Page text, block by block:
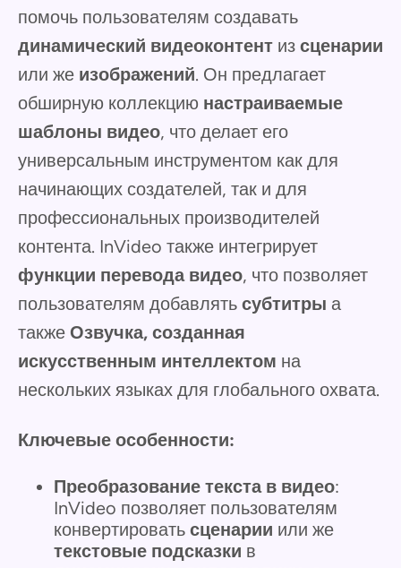
помочь пользователям создавать
динамический видеоконтент из сценарии
или же изображений. Он предлагает
обширную коллекцию настраиваемые
шаблоны видео, что делает его
универсальным инструментом как для
начинающих создателей, так и для
профессиональных производителей
контента. InVideo также интегрирует
функции перевода видео, что позволяет
пользователям добавлять субтитры а
также Озвучка, созданная
искусственным интеллектом на
нескольких языках для глобального охвата.
Ключевые особенности:
Преобразование текста в видео:
InVideo позволяет пользователям
конвертировать сценарии или же
текстовые подсказки в